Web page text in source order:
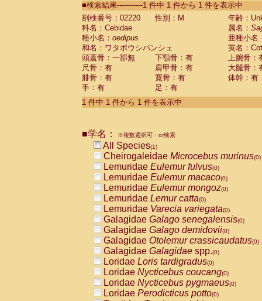
CebidaeSaguinus labiatus(0)
Cebidae Saguinus leucopus (0)
Cebidae
Cebidae
CebidaeSaguinus nigricollis (0)
Cebidae Saguinus oedipus
Cebidae Saguinus weddelli
Cebidae Saguinusspp.
Cebidae Aotus trivirgatus
Cebidae Cebus albifrons
CebidaeCebus nigrivittatus
CebidaeCebus
CebidaeSaimiri boliviensis(0)
CebidaeSaimiri sciureus(0)
AtelidaeAlouatta caraya(0)
AtelidaeAlouatta fusca(0)
AtelidaeAlouatta seniculus
AtelidaeAlouattaspp.(0)
AtelidaeAteles belzebuth(0)
AtelidaeAteles geoffroyi(0)
AtelidaeAteles paniscus(0)
AtelidaeAtelesspp.(0)
Atelidae Lagothrix lagothricha
AtelidaeLagothrix lagothricha cana
PitheciidaeCacajao calvus
PitheciidaeCallicebus cupreus
■検索結果-----------1 件中 1 件から 1 件を表示中
剖検番号：02220
性別：M
年齢：
科名：Cebidae
属名：
種小名： oedipus
亜種小名
和名：ワタボウシパンシェ
英名：
頭蓋骨：一部無
下顎骨：有
上腕骨：
尺骨：有
肩甲骨：有
大腿骨：
腓骨：有
寛骨：有
体幹：有
手：有
足：有
1 件中 1 件から 1 件を表示中
■学名： ※複数選択可・or検索
All Species(1)
Cheirogaleidae Microcebus murinus(0)
Lemuridae Eulemur fulvus(0)
Lemuridae Eulemur macaco(0)
Lemuridae Eulemur mongoz(0)
Lemuridae Lemur catta(0)
Lemuridae Varecia variegata(0)
Galagidae Galago senegalensis(0)
Galagidae Galago demidovii(0)
Galagidae Otolemur crassicaudatus(0)
Galagidae Galagidae spp.(0)
Loridae Loris tardigradus(0)
Loridae Nycticebus coucang(0)
Loridae Nycticebus pygmaeus(0)
Loridae Perodicticus potto(0)